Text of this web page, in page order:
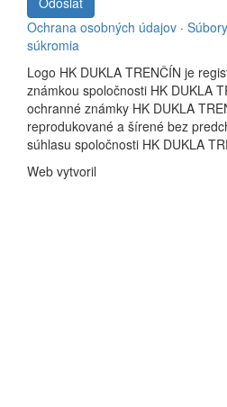
Ochrana osobných údajov ·
súkromia
Logo HK DUKLA TRENČÍN je
známkou spoločnosti HK DUKLA
ochranné známky HK DUKLA
reprodukované a šírené bez
súhlasu spoločnosti HK DUKLA
Web vytvoril